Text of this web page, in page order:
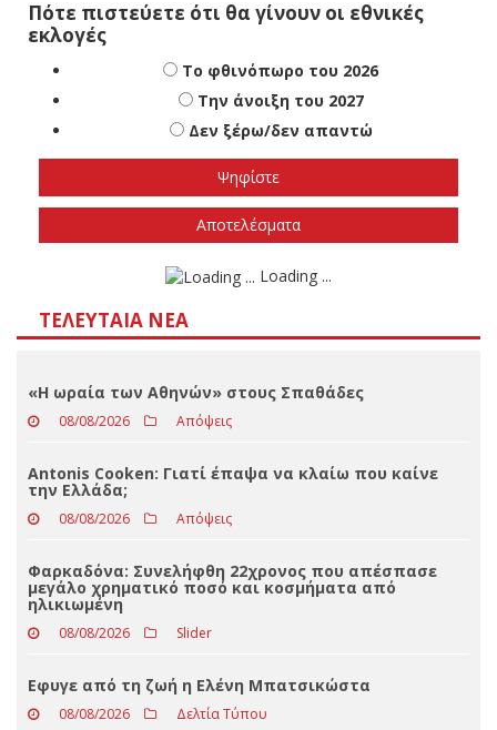
Πότε πιστεύετε ότι θα γίνουν οι εθνικές
εκλογές
Το φθινόπωρο του 2026
Την άνοιξη του 2027
Δεν ξέρω/δεν απαντώ
ΤΕΛΕΥΤΑΊΑ ΝΈΑ
«Η ωραία των Αθηνών» στους Σπαθάδες
08/08/2026 Απόψεις
Antonis Cooken: Γιατί έπαψα να κλαίω που καίνε
την Ελλάδα;
08/08/2026
μεγάλο χρηματικό ποσό και κοσμήματα από
ηλικιωμένη